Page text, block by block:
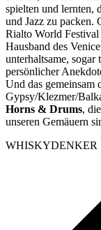
spielten und lernten,
und Jazz zu packen.
Rialto World
Hausband des
unterhaltsame,
persönlicher
Und das gemeinsam
Gypsy/Klezmer/
Horns & Drums,
unseren Gemäuern
WHISKYDENKER